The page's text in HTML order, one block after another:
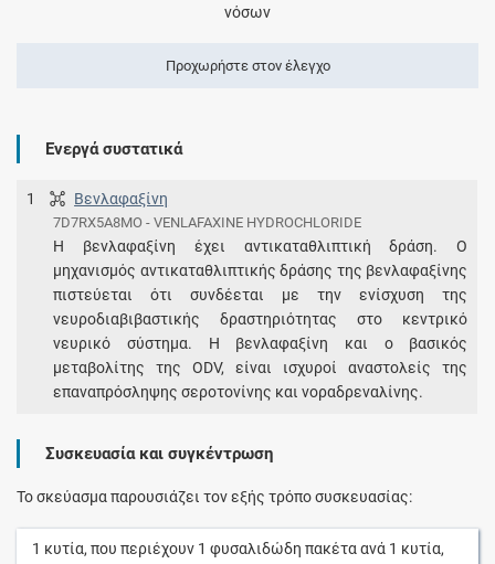
νόσων
Προχωρήστε στον έλεγχο
Ενεργά συστατικά
1 Βενλαφαξίνη
7D7RX5A8MO - VENLAFAXINE HYDROCHLORIDE
Η βενλαφαξίνη έχει αντικαταθλιπτική δράση. Ο
μηχανισμός αντικαταθλιπτικής δράσης της βενλαφαξίνης
πιστεύεται ότι συνδέεται με την ενίσχυση της
νευροδιαβιβαστικής δραστηριότητας στο κεντρικό
νευρικό σύστημα. Η βενλαφαξίνη και ο βασικός
μεταβολίτης της ODV, είναι ισχυροί αναστολείς της
επαναπρόσληψης σεροτονίνης και νοραδρεναλίνης.
Συσκευασία και συγκέντρωση
Το σκεύασμα παρουσιάζει τον εξής τρόπο συσκευασίας:
1 κυτία, που περιέχουν 1 φυσαλιδώδη πακέταανά 1 κυτία,